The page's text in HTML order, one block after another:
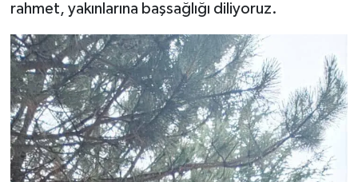
rahmet, yakınlarına başsağlığı diliyoruz.